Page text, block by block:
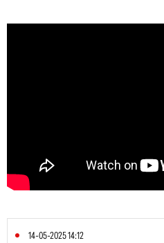
14-05-2025 14:12